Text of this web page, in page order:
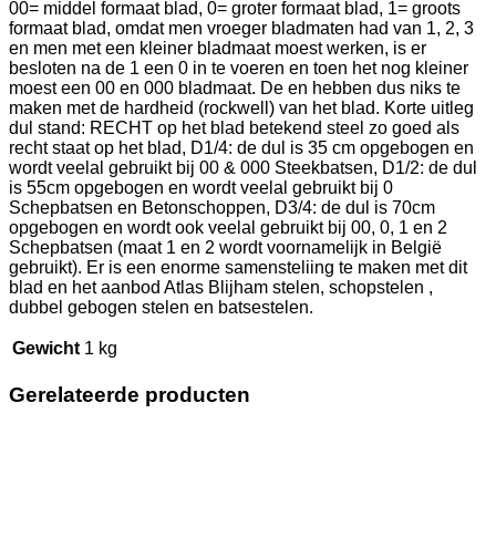
00= middel formaat blad, 0= groter formaat blad, 1= groots
formaat blad, omdat men vroeger bladmaten had van 1, 2, 3
en men met een kleiner bladmaat moest werken, is er
besloten na de 1 een 0 in te voeren en toen het nog kleiner
moest een 00 en 000 bladmaat. De en hebben dus niks te
maken met de hardheid (rockwell) van het blad. Korte uitleg
dul stand: RECHT op het blad betekend steel zo goed als
recht staat op het blad, D1/4: de dul is 35 cm opgebogen en
wordt veelal gebruikt bij 00 & 000 Steekbatsen, D1/2: de dul
is 55cm opgebogen en wordt veelal gebruikt bij 0
Schepbatsen en Betonschoppen, D3/4: de dul is 70cm
opgebogen en wordt ook veelal gebruikt bij 00, 0, 1 en 2
Schepbatsen (maat 1 en 2 wordt voornamelijk in België
gebruikt). Er is een enorme samensteliing te maken met dit
blad en het aanbod Atlas Blijham stelen, schopstelen ,
dubbel gebogen stelen en batsestelen.
Gewicht 1 kg
Gerelateerde producten